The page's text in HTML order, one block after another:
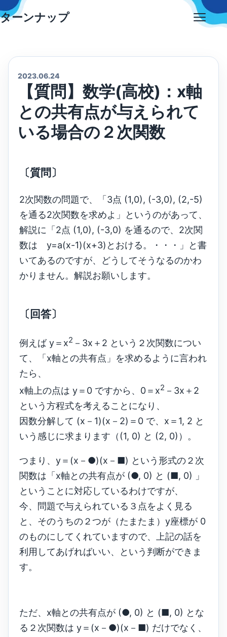
Skip
to
ターンナップ
2023.06.24
【質問】数学(高校)：x軸
との共有点が与えられて
いる場合の２次関数
〔質問〕
2次関数の問題で、「3点 (1,0), (-3,0), (2,-5)
を通る2次関数を求めよ」というのがあって、
解説に「2点 (1,0), (-3,0) を通るので、2次関
数は y=a(x-1)(x+3)とおける。・・・」と書
いてあるのですが、どうしてそうなるのかわ
かりません。解説お願いします。
〔回答〕
例えば y＝x2 －3x＋2 という２次関数につい
て、「x軸との共有点」を求めるように言われ
たら、
x軸上の点は y＝0 ですから、0＝x2 －3x＋2
という方程式を考えることになり、
因数分解して (x－1)(x－2)＝0 で、x＝1, 2 と
いう感じに求まります（(1, 0) と (2, 0)）。
つまり、y＝(x－●)(x－■) という形式の２次
関数は「x軸との共有点が (●, 0) と (■, 0) 」
ということに対応しているわけですが、
今、問題で与えられている３点をよく見る
と、そのうちの２つが（たまたま）y座標が 0
のものにしてくれていますので、上記の話を
利用してあげればいい、という判断ができま
す。
ただ、x軸との共有点が (●, 0) と (■, 0) とな
る２次関数は y＝(x－●)(x－■) だけでなく、